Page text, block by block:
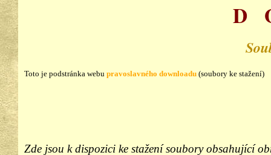
D
Toto je podstránka webu pravoslavného downloadu (soubory ke stažení)
Zde jsou k dispozici ke stažení soubory obsahující